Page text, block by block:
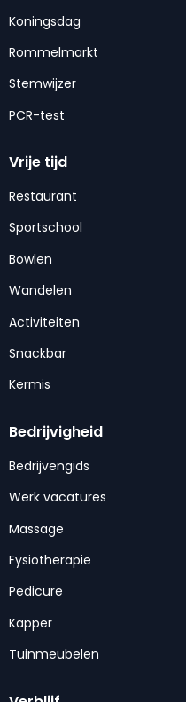
Koningsdag
Rommelmarkt
Stemwijzer
PCR-test
Vrije tijd
Restaurant
Sportschool
Bowlen
Wandelen
Activiteiten
Snackbar
Kermis
Bedrijvigheid
Bedrijvengids
Werk vacatures
Massage
Fysiotherapie
Pedicure
Kapper
Tuinmeubelen